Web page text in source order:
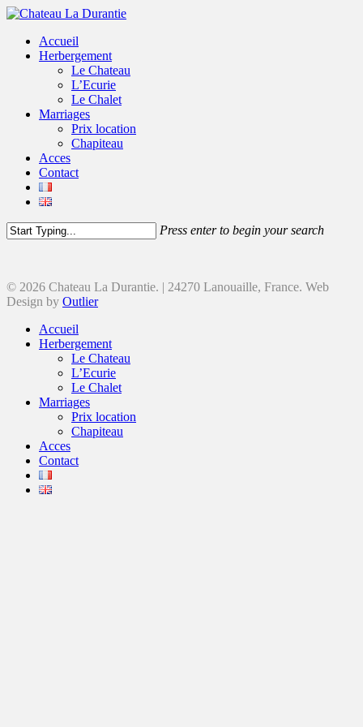
Accueil
Herbergement
Le Chateau
L’Ecurie
Le Chalet
Marriages
Prix location
Chapiteau
Acces
Contact
Press enter to begin your search
© 2026 Chateau La Durantie. | 24270 Lanouaille, France. Web
Design by Outlier
Accueil
Herbergement
Le Chateau
L’Ecurie
Le Chalet
Marriages
Prix location
Chapiteau
Acces
Contact